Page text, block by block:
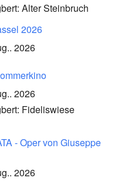
Alter Steinbruch
2026
2026
2026
Fideliswiese
- Oper von Giuseppe
2026